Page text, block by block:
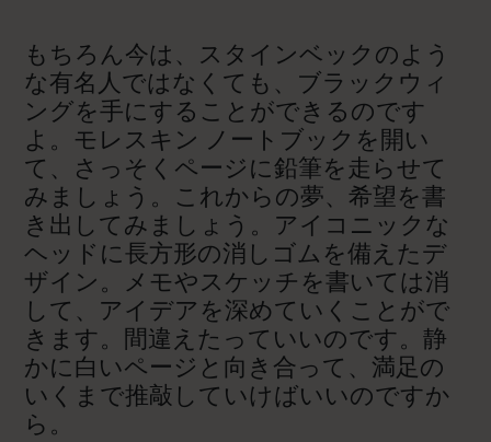
もちろん今は、スタインベックのよう
な有名人ではなくても、ブラックウィ
ングを手にすることができるのです
よ。モレスキン ノートブックを開い
て、さっそくページに鉛筆を走らせて
みましょう。これからの夢、希望を書
き出してみましょう。アイコニックな
ヘッドに長方形の消しゴムを備えたデ
ザイン。メモやスケッチを書いては消
して、アイデアを深めていくことがで
きます。間違えたっていいのです。静
かに白いページと向き合って、満足の
いくまで推敲していけばいいのですか
ら。